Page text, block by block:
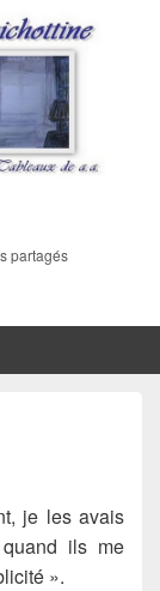
partagés
je les avais
quand ils me
».